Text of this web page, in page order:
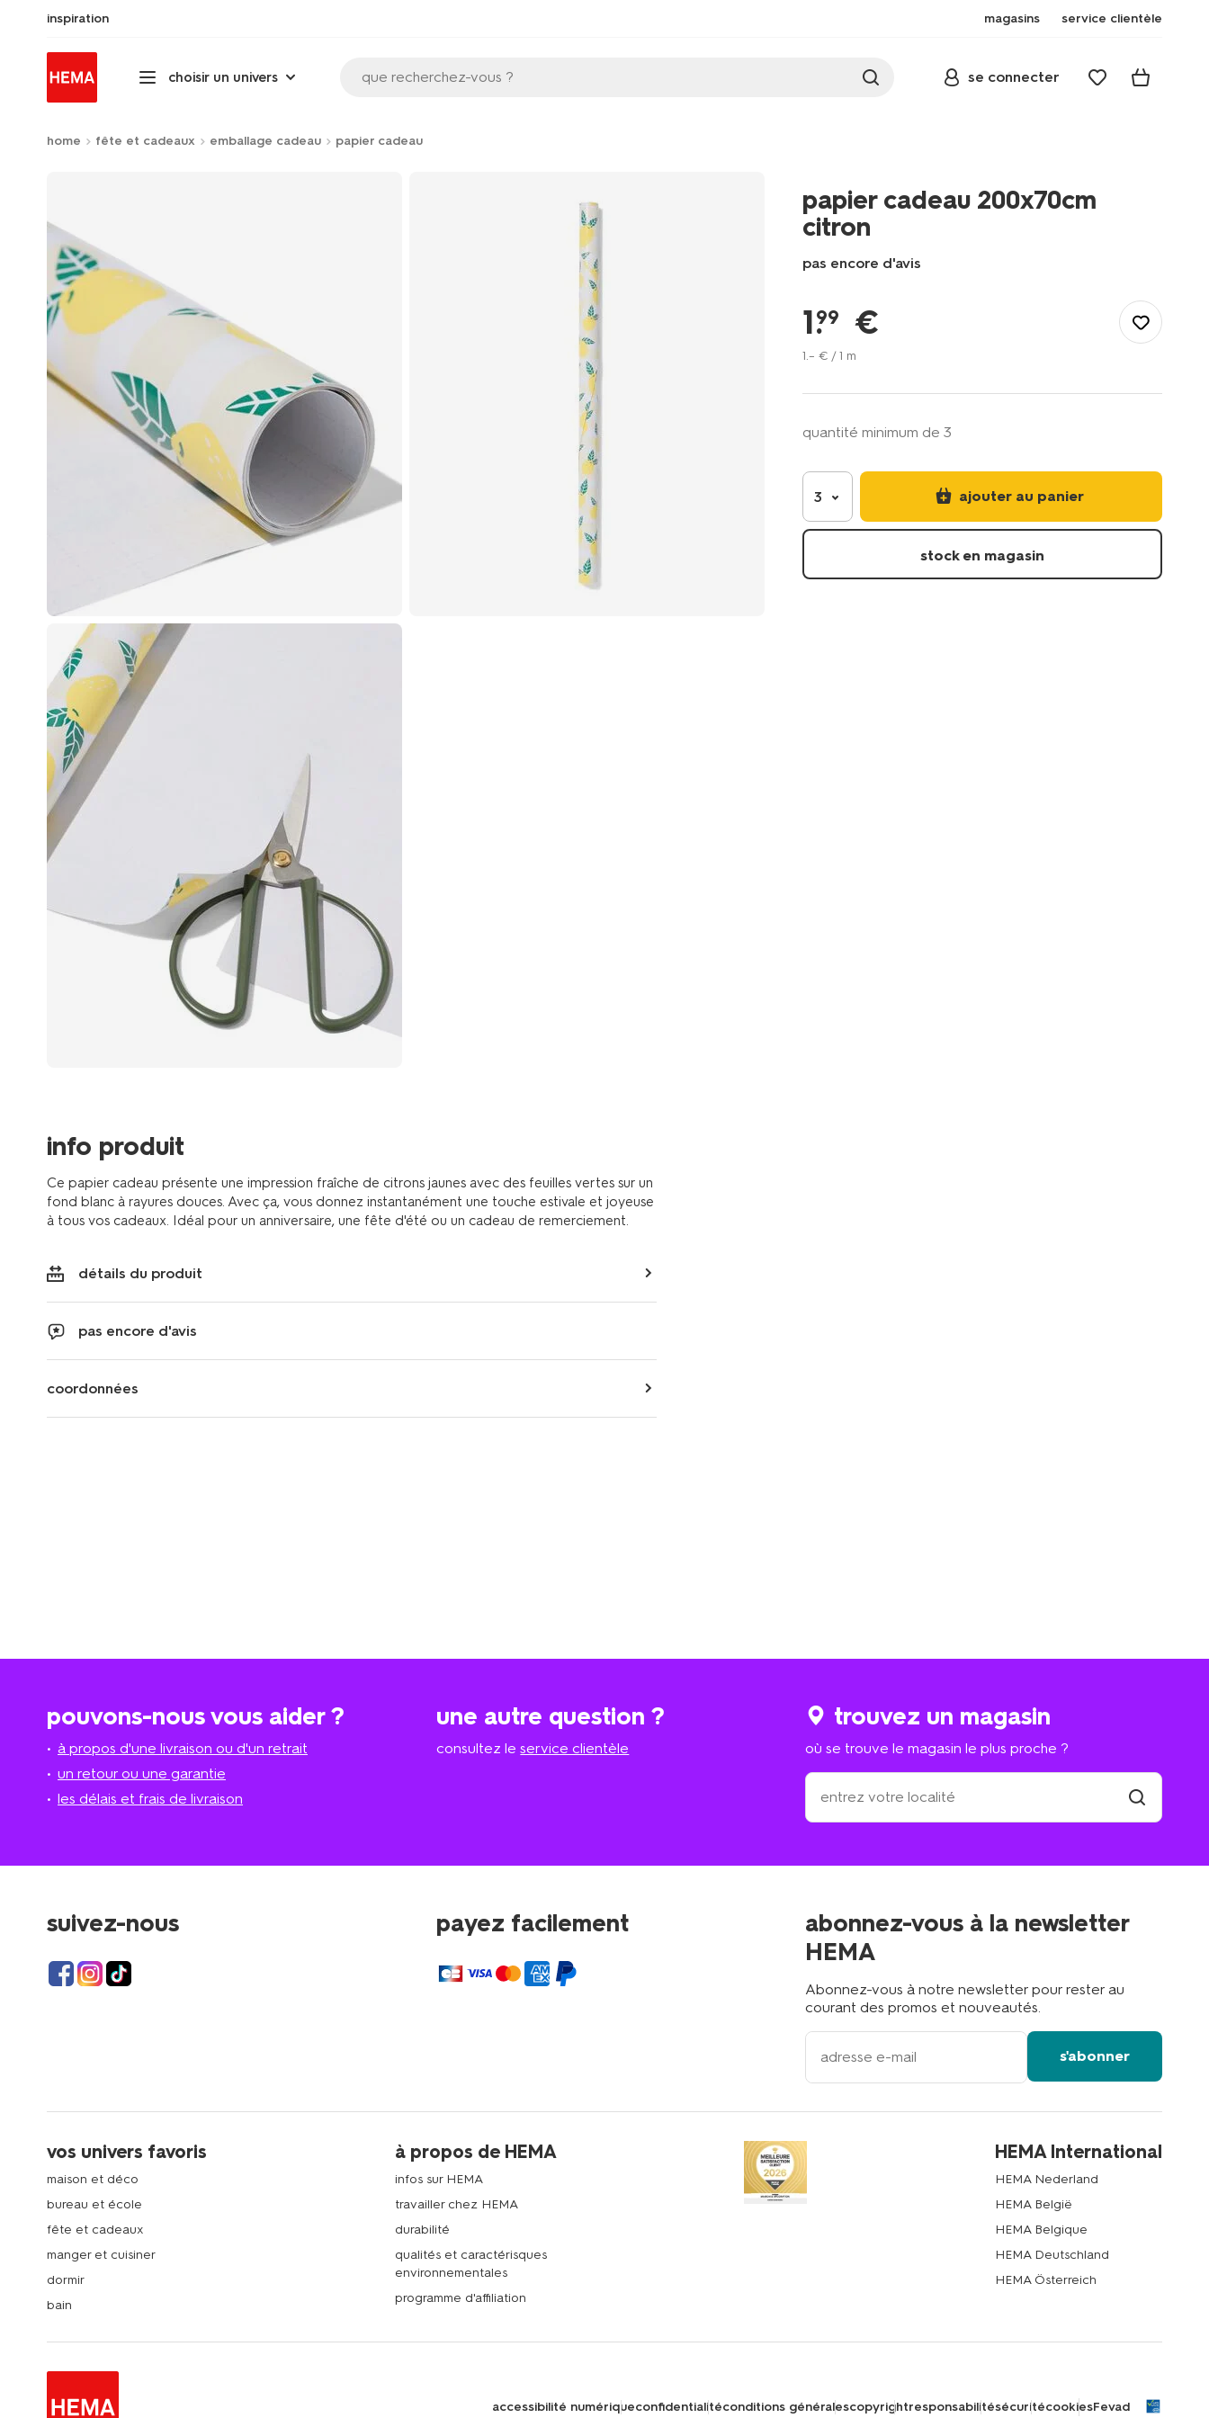
inspiration magasins service clientèle
choisir un univers que recherchez-vous ? se connecter
home fête et cadeaux emballage cadeau papier cadeau
info produit
Ce papier cadeau présente une impression fraîche de citrons jaunes avec des feuilles vertes sur un
fond blanc à rayures douces. Avec ça, vous donnez instantanément une touche estivale et joyeuse
à tous vos cadeaux. Idéal pour un anniversaire, une fête d'été ou un cadeau de remerciement.
détails du produit
pas encore d'avis
coordonnées
papier cadeau 200x70cm
citron
pas encore d'avis
idees-
cadeau/papier-
citron-
1.
99 €
1.– € / 1 m
quantité minimum de 3
3 ajouter au panier
stock en magasin
pouvons-nous vous aider ?
à propos d'une livraison ou d'un retrait
un retour ou une garantie
les délais et frais de livraison
une autre question ?
consultez leservice clientèle
trouvez un magasin
où se trouve le magasin le plus proche ?
où
trouve
le
?
trouver
suivez-nous payez facilement
abonnez-vous à la newsletter
HEMA
Abonnez-vous à notre newsletter pour rester au
courant des promos et nouveautés.
votre
adresse
s'abonner
vos univers favoris
maison et déco
bureau et école
fête et cadeaux
manger et cuisiner
dormir
bain
à propos de HEMA
infos sur HEMA
travailler chez HEMA
durabilité
qualités et caractérisques
environnementales
programme d'affiliation
HEMA International
HEMA Nederland
HEMA België
HEMA Belgique
HEMA Deutschland
HEMA Österreich
accessibilité numériqueconfidentialitéconditions généralescopyrightresponsabilitésécuritécookiesFevad